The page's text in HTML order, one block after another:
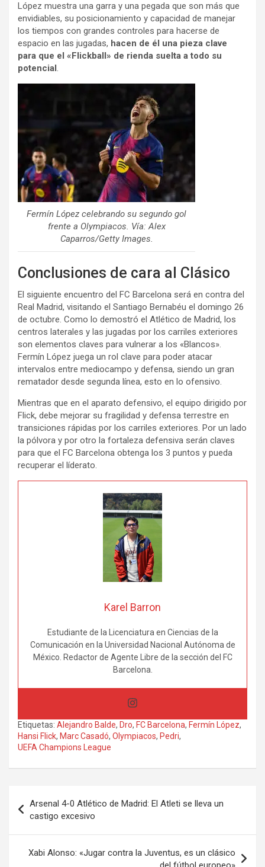
López muestra una garra y una pegada que son más que
envidiables, su posicionamiento y capacidad de manejar
los tiempos con grandes controles para hacerse de
espacio en las jugadas, hacen de él una pieza clave
para que el «Flickball» de rienda suelta a todo su
potencial .
Fermín López celebrando su segundo gol
frente a Olympiacos. Vía: Alex
Caparros/Getty Images.
Conclusiones de cara al Clásico
El siguiente encuentro del FC Barcelona será en contra del
Real Madrid, visitando el Santiago Bernabéu el domingo 26
de octubre. Como lo demostró el Atlético de Madrid, los
centros laterales y las jugadas por los carriles exteriores
son elementos claves para vulnerar a los «Blancos».
Fermín López juega un rol clave para poder atacar
intervalos entre mediocampo y defensa, siendo un gran
rematador desde segunda línea, esto en lo ofensivo.
Mientras que en el aparato defensivo, el equipo dirigido por
Flick, debe mejorar su fragilidad y defensa terrestre en
transiciones rápidas por los carriles exteriores. Por un lado
la pólvora y por otro la fortaleza defensiva serán claves
para que el FC Barcelona obtenga los 3 puntos y pueda
recuperar el líderato.
Karel Barron
Estudiante de la Licenciatura en Ciencias de la
Comunicación en la Universidad Nacional Autónoma de
México. Redactor de Agente Libre de la sección del FC
Barcelona.
Etiquetas: Alejandro Balde, Dro, FC Barcelona, Fermín López,
Hansi Flick, Marc Casadó, Olympiacos, Pedri,
UEFA Champions League
de
entradas
Arsenal 4-0 Atlético de Madrid: El Atleti se lleva un
castigo excesivo
Xabi Alonso: «Jugar contra la Juventus, es un clásico